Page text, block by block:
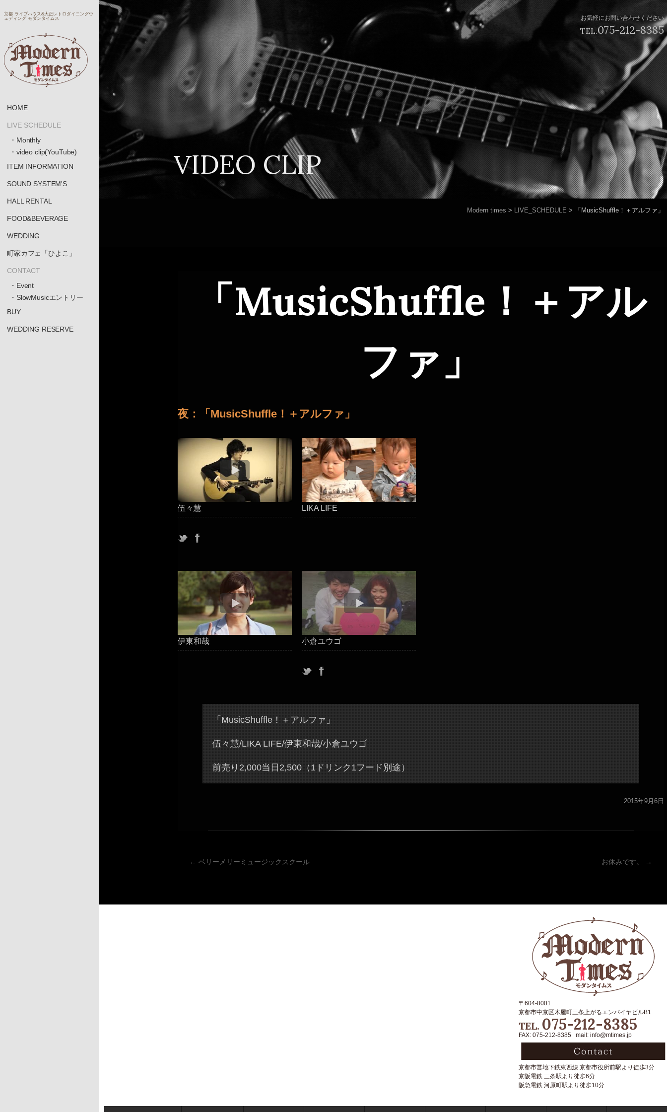
お気軽にお問い合わせください
TEL.075-212-8385
VIDEO CLIP
Modern times > LIVE_SCHEDULE > 「MusicShuffle！＋アルファ」
京都 ライブハウス&大正レトロダイニングウ
ェディング モダンタイムス
HOME
LIVE SCHEDULE
・Monthly
・video clip(YouTube)
ITEM INFORMATION
SOUND SYSTEM'S
HALL RENTAL
FOOD&BEVERAGE
WEDDING
町家カフェ「ひよこ」
CONTACT
・Event
・SlowMusicエントリー
BUY
WEDDING RESERVE
「MusicShuffle！＋アル
ファ」
夜：「MusicShuffle！＋アルファ」
伍々慧 LIKA LIFE
伊東和哉 小倉ユウゴ
「MusicShuffle！＋アルファ」
伍々慧/LIKA LIFE/伊東和哉/小倉ユウゴ
前売り2,000当日2,500（1ドリンク1フード別途）
2015年9月6日
← ベリーメリーミュージックスクール お休みです。 →
〒604-8001
京都市中京区木屋町三条上がるエンパイヤビルB1
TEL. 075-212-8385
FAX: 075-212-8385 mail: info@mtimes.jp
京都市営地下鉄東西線 京都市役所前駅より徒歩3分
京阪電鉄 三条駅より徒歩6分
阪急電鉄 河原町駅より徒歩10分